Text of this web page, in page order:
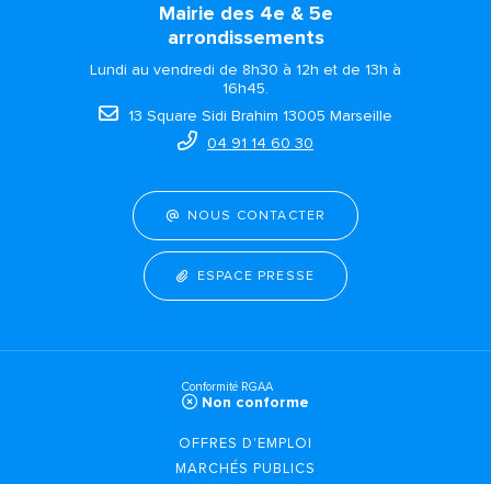
Mairie des 4e & 5e
arrondissements
Lundi au vendredi de 8h30 à 12h et de 13h à
16h45.
13 Square Sidi Brahim 13005 Marseille
04 91 14 60 30
NOUS CONTACTER
ESPACE PRESSE
Conformité RGAA
Non conforme
OFFRES D'EMPLOI
MARCHÉS PUBLICS